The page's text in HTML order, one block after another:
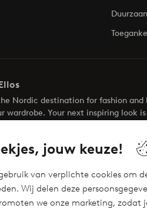
jouw keuze!
van verplichte cookies om
Wij delen deze
we onze marketing, zodat
Nordic destination for fashion
wardrobe. Your next inspiring look is
Nu betalen of opsplitsen